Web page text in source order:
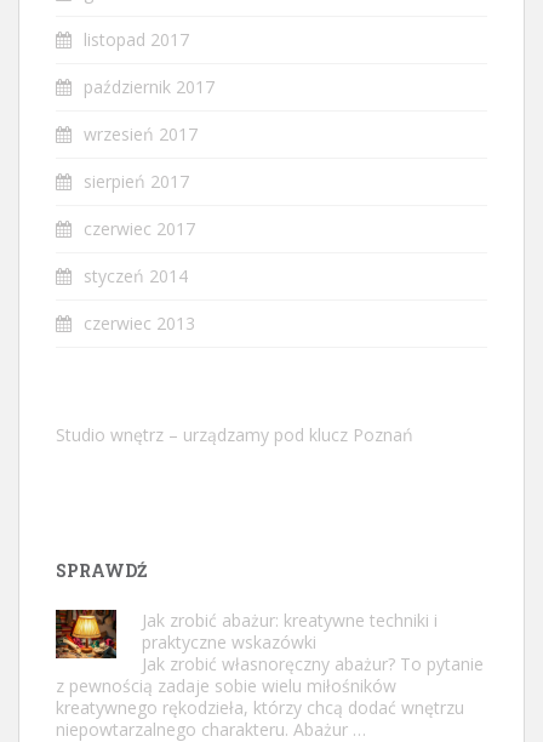
listopad 2017
październik 2017
wrzesień 2017
sierpień 2017
czerwiec 2017
styczeń 2014
czerwiec 2013
Studio wnętrz – urządzamy pod klucz Poznań
SPRAWDŹ
Jak zrobić abażur: kreatywne techniki i
praktyczne wskazówki
Jak zrobić własnoręczny abażur? To pytanie
z pewnością zadaje sobie wielu miłośników
kreatywnego rękodzieła, którzy chcą dodać wnętrzu
niepowtarzalnego charakteru. Abażur …